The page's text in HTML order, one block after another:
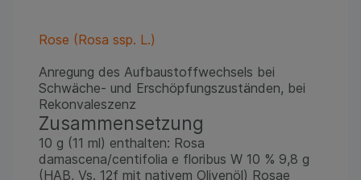
Rose (Rosa ssp. L.)
Anregung des Aufbaustoffwechsels bei
Schwäche- und Erschöpfungszuständen, bei
Rekonvaleszenz
Zusammensetzung
10 g (11 ml) enthalten: Rosa
damascena/centifolia e floribus W 10 % 9,8 g
(HAB, Vs. 12f mit nativem Olivenöl) Rosae